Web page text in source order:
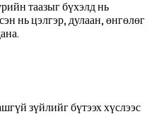
таазыг бүхэлд нь
нь цэлгэр, дулаан, өнгөлөг
зүйлийг бүтээх хүслээс